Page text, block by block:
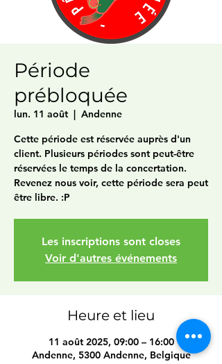
Période
prébloquée
lun. 11 août
  |
Andenne
Cette période est réservée auprès d'un
client. Plusieurs périodes sont peut-être
réservées le temps de la concertation.
Revenez nous voir, cette période sera peut
être libre. :P
Les inscriptions sont closes
Voir d'autres événements
Heure et lieu
11 août 2025, 09:00 – 16:00
Andenne, 5300 Andenne, Belgique